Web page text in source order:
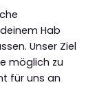
Hab
Unser Ziel
möglich zu
für uns an